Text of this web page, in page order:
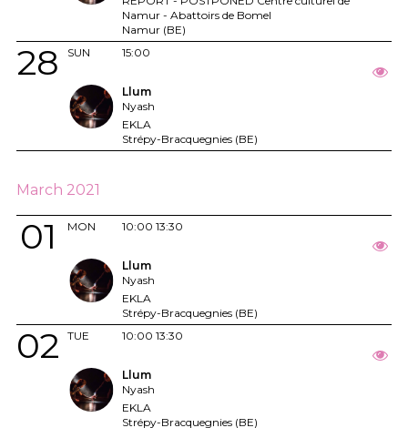
Namur - Abattoirs de Bomel
Namur (BE)
SUN
28 15:00
Llum
Nyash
EKLA
Strépy-Bracquegnies (BE)
March 2021
MON
01 10:00 13:30
Llum
Nyash
EKLA
Strépy-Bracquegnies (BE)
TUE
02 10:00 13:30
Llum
Nyash
EKLA
Strépy-Bracquegnies (BE)